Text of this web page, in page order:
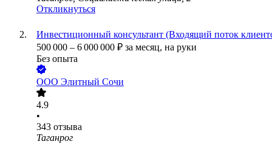
Откликнуться
Инвестиционный консультант (Входящий поток
500 000 – 6 000 000 ₽ за месяц, на руки
Без опыта
ООО Элитный Сочи
4.9
•
343 отзыва
Таганрог